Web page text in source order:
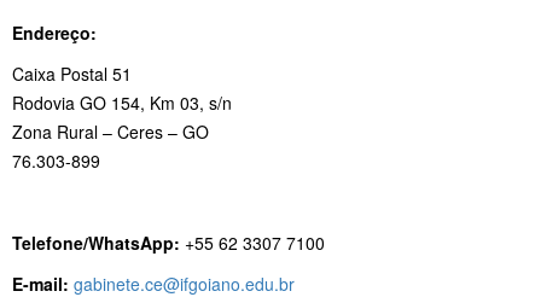
Endereço:
Caixa Postal 51
Rodovia GO 154, Km 03, s/n
Zona Rural – Ceres – GO
76.303-899
Telefone/WhatsApp: +55 62 3307 7100
E-mail: gabinete.ce@ifgoiano.edu.br